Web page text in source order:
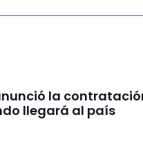
la
llegará al país